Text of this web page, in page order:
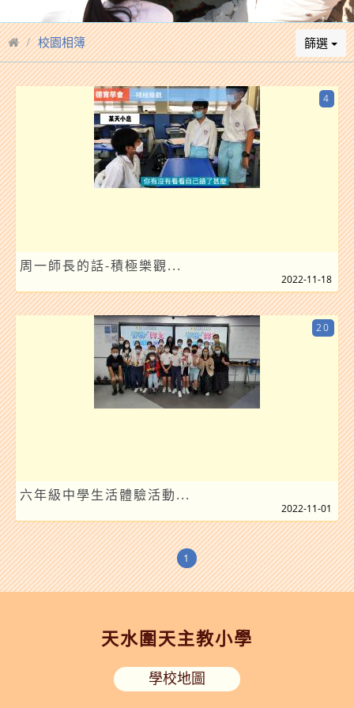
校園相簿 篩選
周一師長的話-積極樂觀...
4
2022-11-18
六年級中學生活體驗活動...
20
2022-11-01
1
天水圍天主教小學
學校地圖